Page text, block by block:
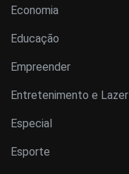
Economia
Educação
Empreender
Entretenimento e Lazer
Especial
Esporte